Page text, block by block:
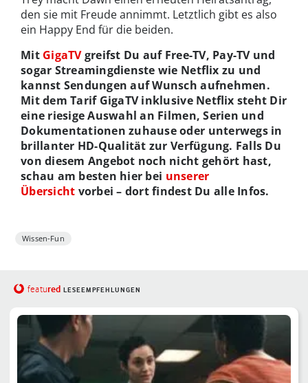
den sie mit Freude annimmt. Letztlich gibt es also
ein Happy End für die beiden.
Mit GigaTVgreifst Du auf Free-TV, Pay-TV und
sogar Streamingdienste wie Netflix zu und
kannst Sendungen auf Wunsch aufnehmen.
Mit dem Tarif GigaTV inklusive Netflix steht Dir
eine riesige Auswahl an Filmen, Serien und
Dokumentationen zuhause oder unterwegs in
brillanter HD-Qualität zur Verfügung. Falls Du
von diesem Angebot noch nicht gehört hast,
schau am besten hier bei unserer
Übersicht vorbei – dort findest Du alle Infos.
Wissen-Fun
featured LESEEMPFEHLUNGEN